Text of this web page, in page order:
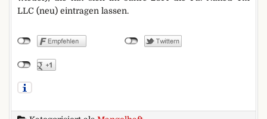
LLC (neu) eintragen lassen.